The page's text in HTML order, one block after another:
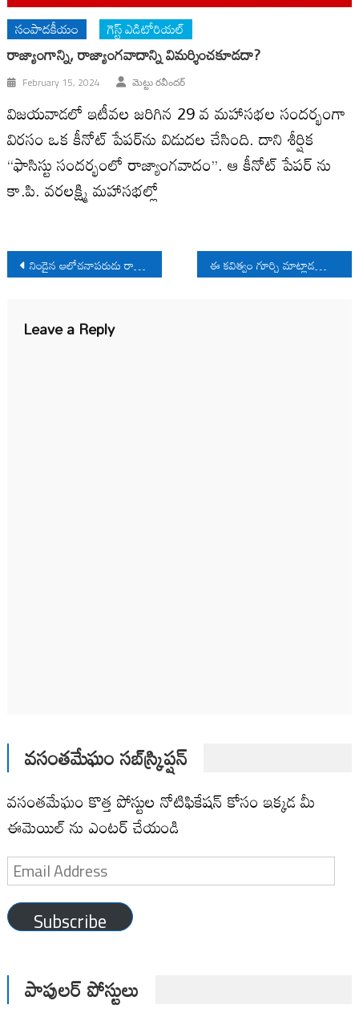
సంపాదకీయం గెస్ట్ ఎడిటోరియల్
రాజ్యాంగాన్ని, రాజ్యాంగవాదాన్ని విమర్శించకూడదా?
February 15, 2024 మెట్టు రవీందర్‌
విజయవాడలో ఇటీవల జరిగిన 29 వ మహాసభల సందర్భంగా
విరసం ఒక కీనోట్‌ పేపర్‌ను విడుదల చేసింది. దాని శీర్షిక
‘‘ఫాసిస్టు సందర్భంలో రాజ్యాంగవాదం’’. ఆ కీనోట్‌ పేపర్‌ ను
కా.పి. వరలక్ష్మి మహాసభల్లో
Post
navigation
నిండైన ఆలోచనాపరుడు రామ్మోహన్‌సార్‌ ఈ కవిత్వం గూర్చి మాట్లాడదాం రండి..!!
Leave a Reply
వసంతమేఘం సబ్‌స్క్రిప్షన్
వసంతమేఘం కొత్త పోస్టుల నోటిఫికేషన్ కోసం ఇక్కడ మీ
ఈమెయిల్ ను ఎంటర్ చేయండి
Email
Address
Subscribe
పాపులర్ పోస్టులు